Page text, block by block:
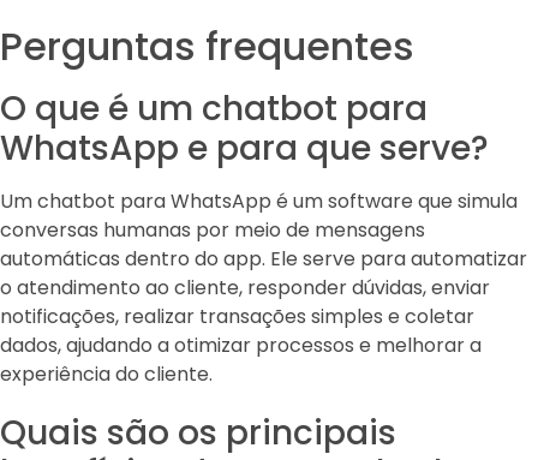
Perguntas frequentes
O que é um chatbot para
WhatsApp e para que serve?
Um chatbot para WhatsApp é um software que simula
conversas humanas por meio de mensagens
automáticas dentro do app. Ele serve para automatizar
o atendimento ao cliente, responder dúvidas, enviar
notificações, realizar transações simples e coletar
dados, ajudando a otimizar processos e melhorar a
experiência do cliente.
Quais são os principais